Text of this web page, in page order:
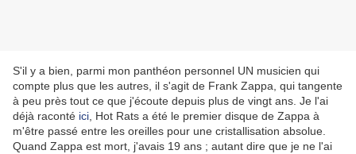
S'il y a bien, parmi mon panthéon personnel UN musicien qui
compte plus que les autres, il s'agit de Frank Zappa, qui tangente
à peu près tout ce que j'écoute depuis plus de vingt ans. Je l'ai
déjà raconté ici , Hot Rats a été le premier disque de Zappa à
m'être passé entre les oreilles pour une cristallisation absolue.
Quand Zappa est mort, j'avais 19 ans ; autant dire que je ne l'ai